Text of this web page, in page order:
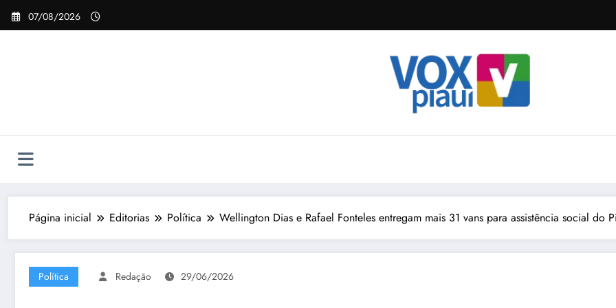
Pular
para
07/08/2026
Página inicial Editorias Política Wellington Dias e Rafael Fonteles entregam mais 31 vans para assistência social do
Política Redação 29/06/2026